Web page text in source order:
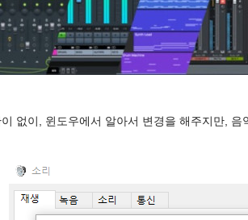
없이, 윈도우에서 알아서 변경을 해주지만,